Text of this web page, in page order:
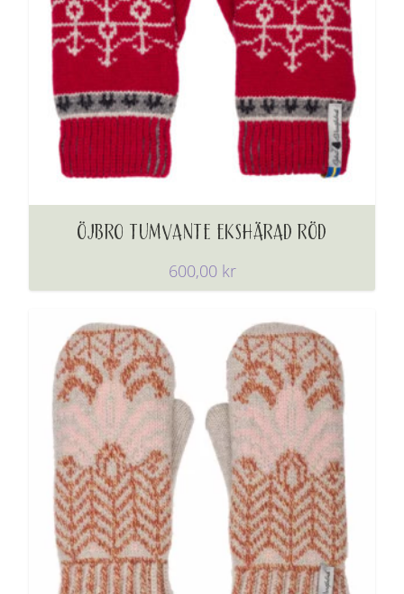
ÖJBRO TUMVANTE EKSHÄRAD RÖD
600,00 kr